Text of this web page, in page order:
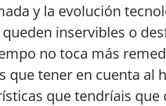
y la evolución
inservibles o
no toca más
que tener en cuenta al
que tendríais